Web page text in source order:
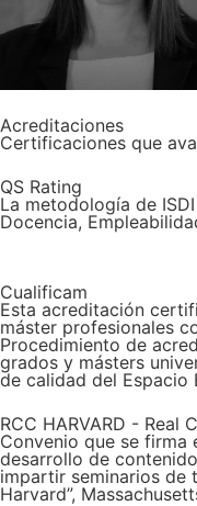
Acreditaciones
Certificaciones que
QS Rating
La metodología de
Docencia,
Cualificam
Esta acreditación
máster profesionales
Procedimiento de
grados y másters
de calidad del Espacio
RCC HARVARD - Real
Convenio que se firma
desarrollo de
impartir seminarios de
Harvard”,